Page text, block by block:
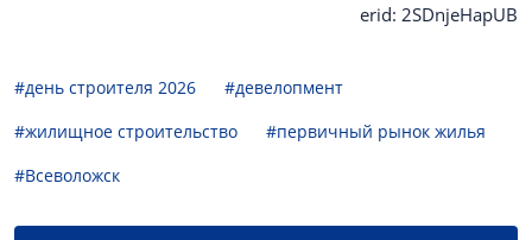
erid: 2SDnjeHapUB
#день строителя 2026
#девелопмент
#жилищное строительство
#первичный рынок жилья
#Всеволожск